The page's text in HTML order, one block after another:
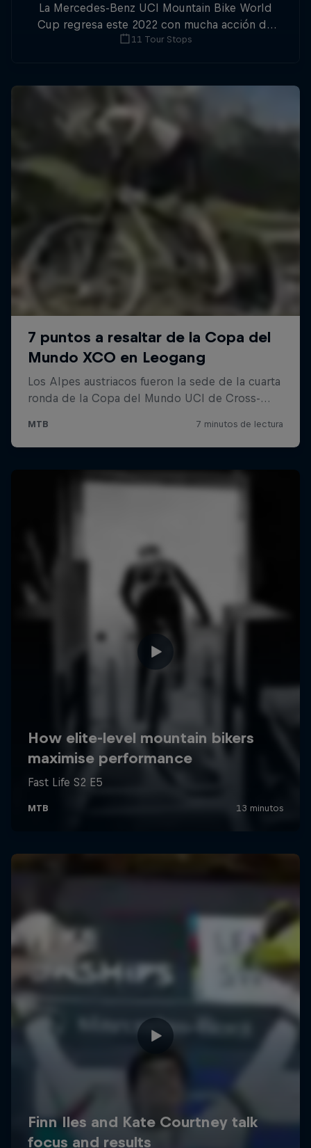
La Mercedes-Benz UCI Mountain Bike World
Cup regresa este 2022 con mucha acción de
downhill y cross-country.
11 Tour Stops